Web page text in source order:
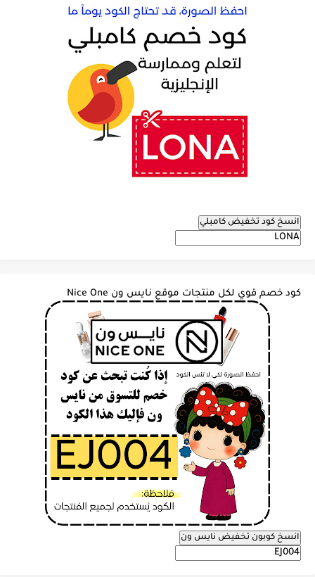
انسخ كود تخفيض كامبلي
كود خصم قوي لكل منتجات موقع نايس ون Nice One
انسخ كوبون تخفيض نايس ون